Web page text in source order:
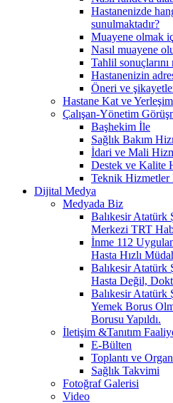
Hastanenizde
sunulmaktadır?
Muayene olmak
Nasıl muayene
Tahlil
Hastanenizin
Öneri ve
Hastane Kat ve Yerleşim
Çalışan-Yönetim
Başhekim İle
Sağlık Bakım
İdari ve Mali
Destek ve Kalite
Teknik Hizmetler
Dijital Medya
Medyada Biz
Balıkesir Atatürk
Merkezi TRT
İnme 112
Hasta Hızlı
Balıkesir Atatürk
Hasta Değil,
Balıkesir Atatürk
Yemek Borus
Borusu Yapıldı.
İletişim &Tanıtım
E-Bülten
Toplantı ve
Sağlık Takvimi
Fotoğraf Galerisi
Video